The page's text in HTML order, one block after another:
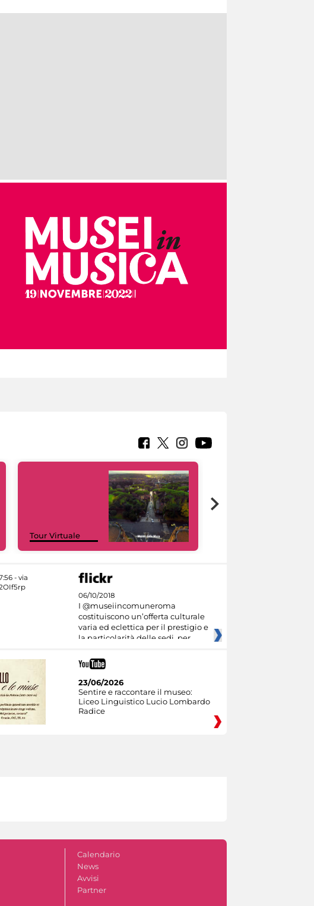
Tour Virtuale
06/10/2018
I @museiincomuneroma
costituiscono un’offerta culturale
varia ed eclettica per il prestigio e
la particolarità delle sedi, per
23/06/2026
Sentire e raccontare il museo:
Liceo Linguistico Lucio Lombardo
Radice
Calendario
News
Avvisi
Partner